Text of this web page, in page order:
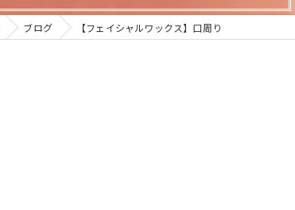
ブログ 【フェイシャルワックス】口周り